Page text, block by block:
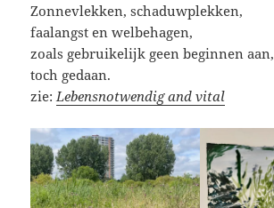
Zonnevlekken, schaduwplekken,
faalangst en welbehagen,
zoals gebruikelijk geen beginnen aan,
toch gedaan.
zie:Lebensnotwendig and vital